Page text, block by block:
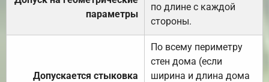
параметры
по длине с каждой
стороны.
Допускается стыковка
По всему периметру
стен дома (если
ширина и длина дома